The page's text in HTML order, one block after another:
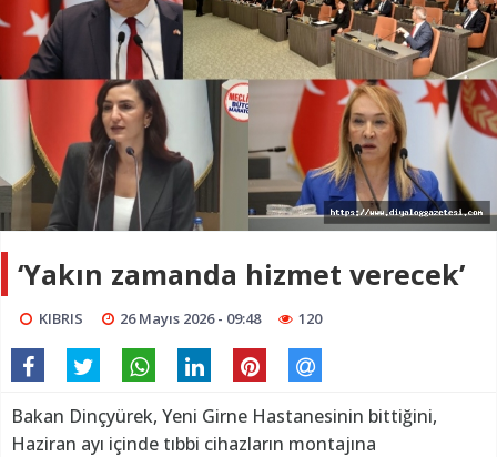
‘Yakın zamanda hizmet verecek’
KIBRIS 26 Mayıs 2026 - 09:48 120
Bakan Dinçyürek, Yeni Girne Hastanesinin bittiğini,
Haziran ayı içinde tıbbi cihazların montajına